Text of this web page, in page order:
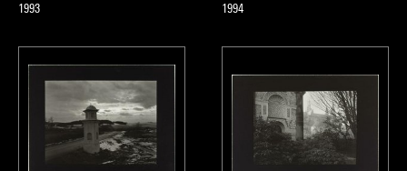
1993
1994